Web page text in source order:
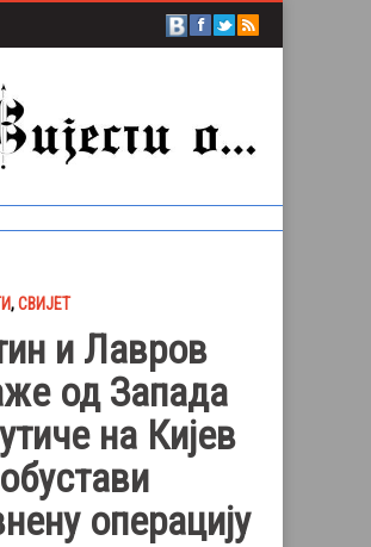
,СВИЈЕТ
и Лавров
од Запада
на Кијев
операцију